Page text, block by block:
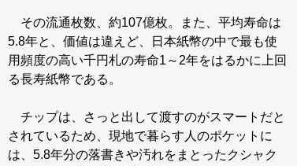
その流通枚数、約107億枚。また、平均寿命は
5.8年と、価値は違えど、日本紙幣の中で最も使
用頻度の高い千円札の寿命1～2年をはるかに上回
る長寿紙幣である。
チップは、さっと出して渡すのがスマートだと
されているため、現地で暮らす人のポケットに
は、5.8年分の落書きや汚れをまとったクシャク